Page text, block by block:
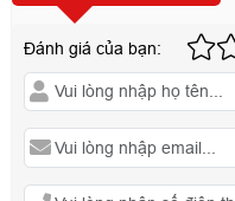
Đánh giá của bạn: